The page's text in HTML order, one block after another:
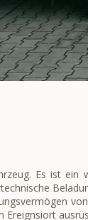
Es ist
Ereignsiort